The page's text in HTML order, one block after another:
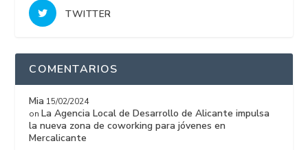
TWITTER
COMENTARIOS
Mia 15/02/2024
on La Agencia Local de Desarrollo de Alicante impulsa
la nueva zona de coworking para jóvenes en
Mercalicante